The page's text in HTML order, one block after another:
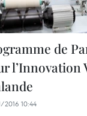
de
l’Innovation
2016 10:44